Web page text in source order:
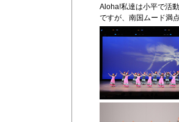
Aloha!私達は小平で活
ですが、南国ムード満